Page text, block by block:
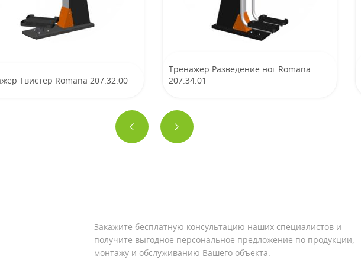
Твистер Romana 207.32.00
Тренажер Разведение ног Romana
207.34.01
Закажите бесплатную консультацию наших специалистов и
получите выгодное персональное предложение по продукции,
монтажу и обслуживанию Вашего объекта.